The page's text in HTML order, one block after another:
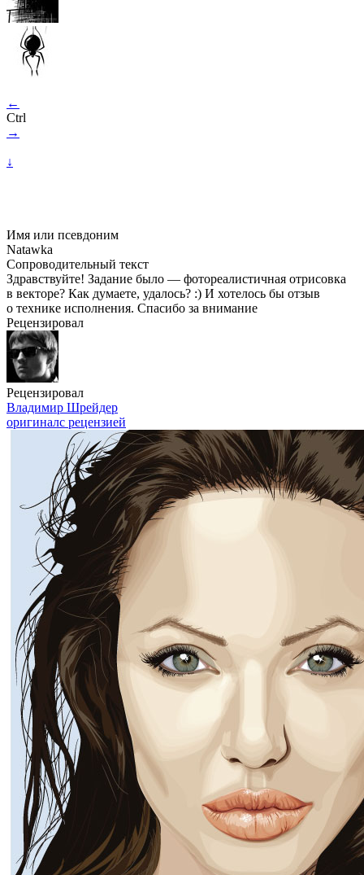
←
Ctrl
→
↓
Имя или псевдоним
Natawka
Сопроводительный текст
Здравствуйте! Задание было — фотореалистичная отрисовка
в векторе? Как думаете, удалось? :) И хотелось бы отзыв
о технике исполнения. Спасибо за внимание
Рецензировал
Рецензировал
Владимир Шрейдер
оригиналс рецензией